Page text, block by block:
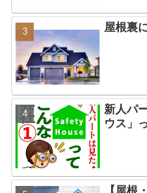
屋根裏
新人パ
ウス」